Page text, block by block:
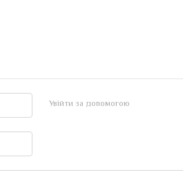
Увійти за допомогою